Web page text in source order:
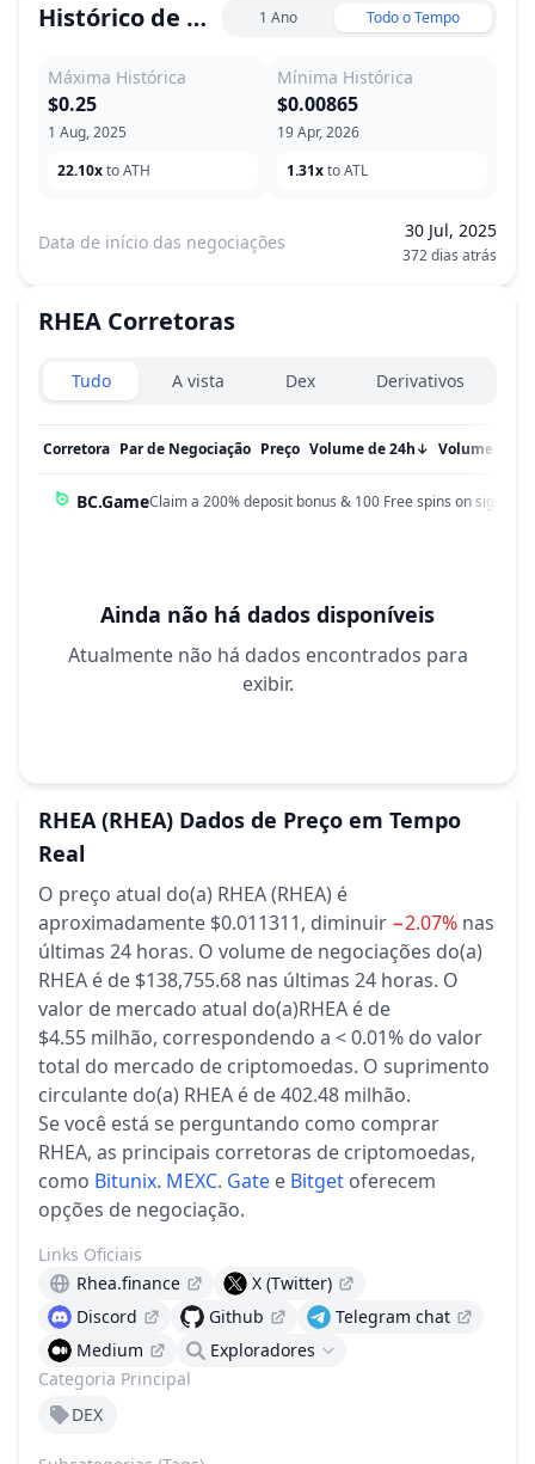
Histórico de Preço 1 Ano Todo o Tempo
Máxima Histórica
1 Aug, 2025
$0.25
22.10xto ATH
Mínima Histórica
19 Apr, 2026
$0.00865
1.31xto ATL
Data de início das negociações
30 Jul, 2025
372 dias atrás
RHEA Corretoras
Exchanges type
Tudo A vista Dex Derivativos
Corretora Par de Negociação Preço ↓
Volume de 24h Volume em %
BC.GameClaim a 200% deposit bonus & 100 Free spins on sign up!
Ainda não há dados disponíveis
Atualmente não há dados encontrados para
exibir.
RHEA (RHEA) Dados de Preço em Tempo
Real
O preço atual do(a) RHEA (RHEA) é
aproximadamente $0.011311, diminuir −2.07% nas
últimas 24 horas. O volume de negociações do(a)
RHEA é de $138,755.68 nas últimas 24 horas. O
valor de mercado atual do(a)RHEA é de
$4.55 milhão, correspondendo a < 0.01% do valor
total do mercado de criptomoedas. O suprimento
circulante do(a) RHEA é de 402.48 milhão.
Se você está se perguntando como comprar
RHEA, as principais corretoras de criptomoedas,
como Bitunix. MEXC. Gate e Bitget oferecem
opções de negociação.
Categoria Principal
DEX
Links Oficiais
Rhea.finance
X (Twitter)
Discord
Github
Telegram chat
Medium
Exploradores